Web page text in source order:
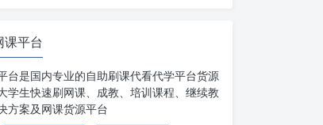
课平台
台是国内专业的自助刷课代看代学平台货源
学生快速刷网课、成教、培训课程、继续教
方案及网课货源平台